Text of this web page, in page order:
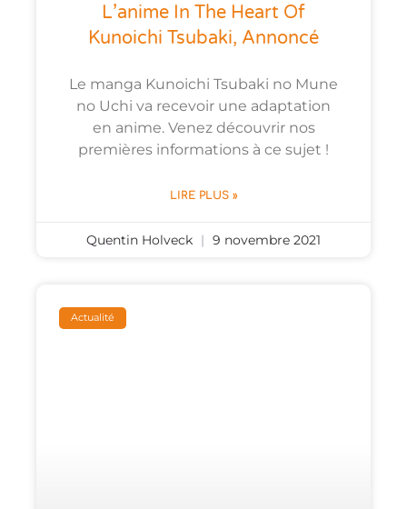
L’anime In The Heart Of
Kunoichi Tsubaki, Annoncé
Le manga Kunoichi Tsubaki no Mune
no Uchi va recevoir une adaptation
en anime. Venez découvrir nos
premières informations à ce sujet !
LIRE PLUS »
Quentin Holveck 9 novembre 2021
Actualité